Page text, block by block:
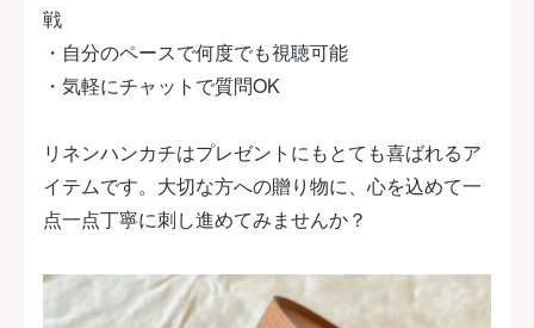
戦
・自分のペースで何度でも視聴可能
・気軽にチャットで質問OK
リネンハンカチはプレゼントにもとても喜ばれるア
イテムです。大切な方への贈り物に、心を込めて一
点一点丁寧に刺し進めてみませんか？